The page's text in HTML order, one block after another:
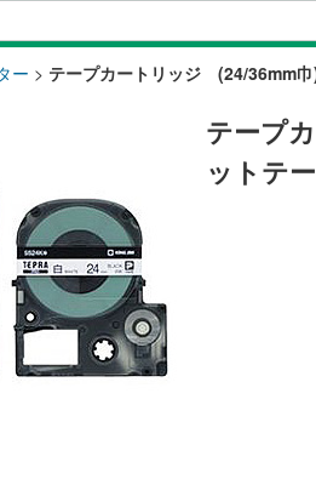
ー > テープカートリッジ (24/
テープ
ットテ